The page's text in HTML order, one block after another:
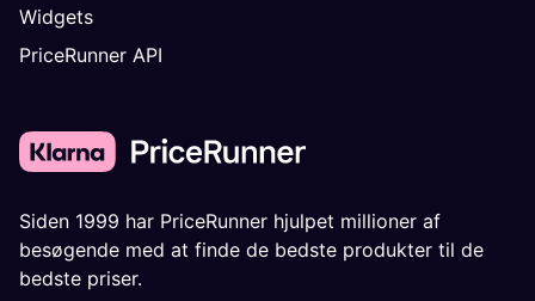
Widgets
PriceRunner API
Siden 1999 har PriceRunner hjulpet millioner af
besøgende med at finde de bedste produkter til de
bedste priser.